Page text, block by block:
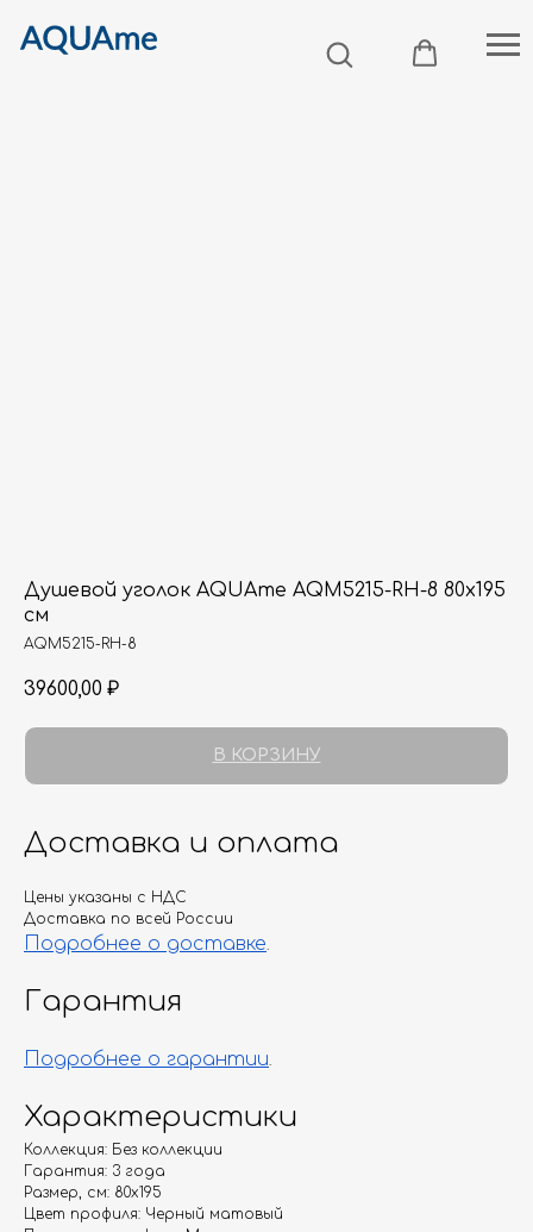
Душевой уголок AQUAme AQM5215-RH-8 80х195
см
AQM5215-RH-8
39600,00 ₽
В КОРЗИНУ
Доставка и оплата
Цены указаны с НДС
Доставка по всей России
Подробнее о доставке.
Гарантия
Подробнее о гарантии.
Характеристики
Коллекция: Без коллекции
Гарантия: 3 года
Размер, см: 80х195
Цвет профиля: Черный матовый
Дизайнерам
Доставка и оплата
Гарантия
Контакты